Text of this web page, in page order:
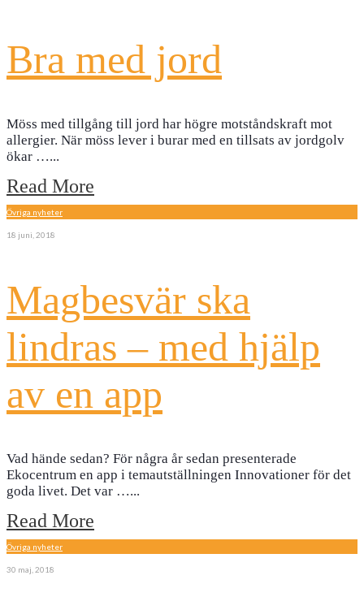
Bra med jord
Möss med tillgång till jord har högre motståndskraft mot
allergier. När möss lever i burar med en tillsats av jordgolv
ökar …...
Read More
Övriga nyheter
18 juni, 2018
Magbesvär ska
lindras – med hjälp
av en app
Vad hände sedan? För några år sedan presenterade
Ekocentrum en app i temautställningen Innovationer för det
goda livet. Det var …...
Read More
Övriga nyheter
30 maj, 2018